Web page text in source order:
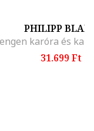
PHILIPP
31.699 Ft